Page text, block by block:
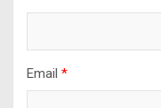
Email *